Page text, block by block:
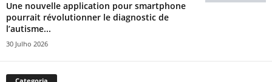
Une nouvelle application pour smartphone
pourrait révolutionner le diagnostic de
l’autisme...
30 Julho 2026